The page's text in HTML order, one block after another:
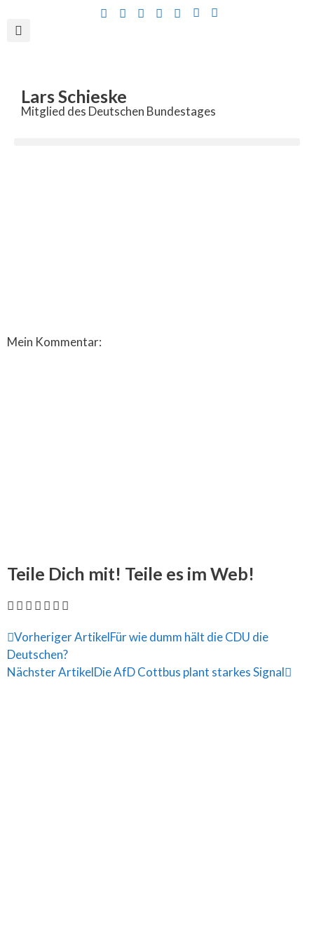
Lars Schieske
Mitglied des Deutschen Bundestages
Mein Kommentar:
Teile Dich mit! Teile es im Web!
Vorheriger ArtikelFür wie dumm hält die CDU die
Deutschen?
Nächster ArtikelDie AfD Cottbus plant starkes Signal